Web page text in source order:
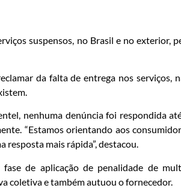
suspensos, no Brasil e no exterior,
da falta de entrega nos serviços,
nenhuma denúncia foi respondida
“Estamos orientando aos
mais rápida”, destacou.
de aplicação de penalidade de
coletiva e também autuou o fornecedor.